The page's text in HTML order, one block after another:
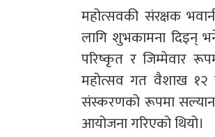
महोत्सवकी संरक्षक
लागि शुभकामना दिइन्
परिष्कृत र जिम्मेवार
महोत्सव गत वैशाख १२
संस्करणको रूपमा
आयोजना गरिएको थियो।